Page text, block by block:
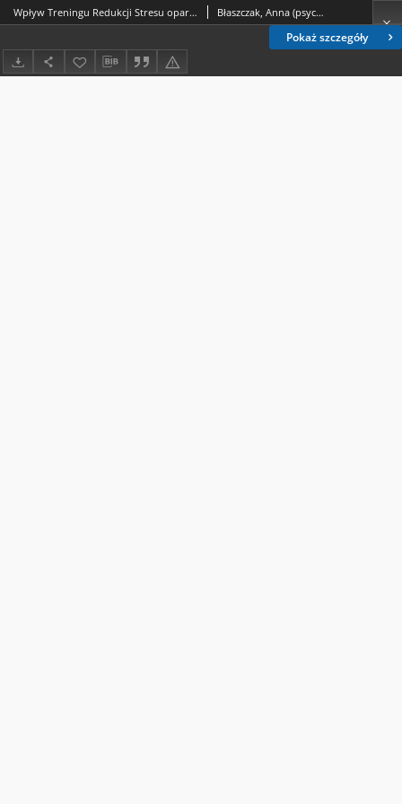
Pokaż szczegóły
Wpływ Treningu Redukcji Stresu opartego na uważności (MBSR) na zdrowie fizyczne Błaszczak, Anna (psychologia)